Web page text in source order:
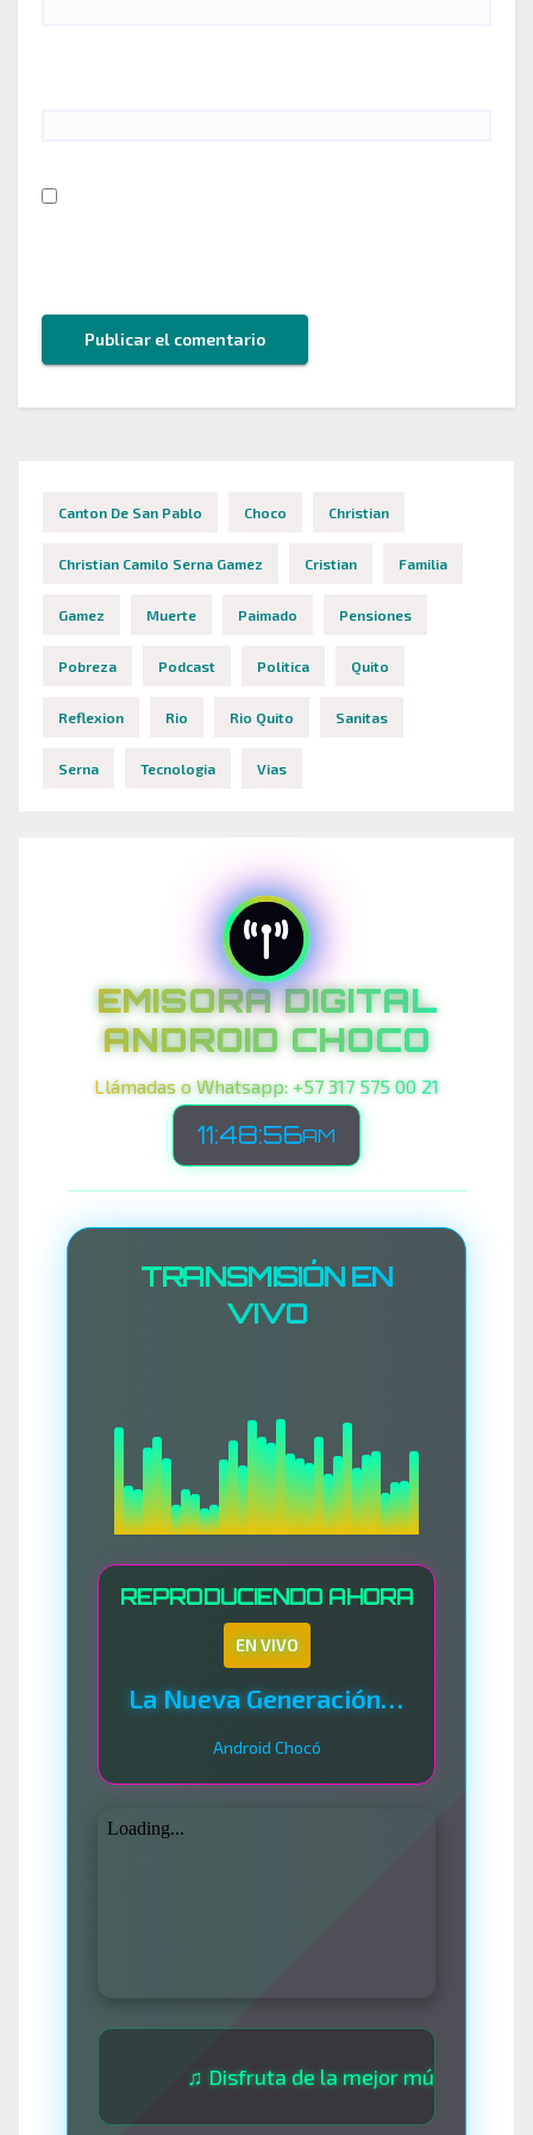
Canton De San Pablo Choco Christian
Christian Camilo Serna Gamez Cristian Familia
Gamez Muerte Paimado Pensiones
Pobreza Podcast Politica Quito
Reflexion Rio Rio Quito Sanitas
Serna Tecnologia Vias
EMISORA DIGITAL
ANDROID CHOCO
Llámadas o Whatsapp: +57 317 575 00 21
11:48:59AM
TRANSMISIÓN EN
VIVO
REPRODUCIENDO AHORA
EN VIVO
La Nueva Generación Del Sistema
Android Chocó
♫ Disfruta de la mejor música las 24